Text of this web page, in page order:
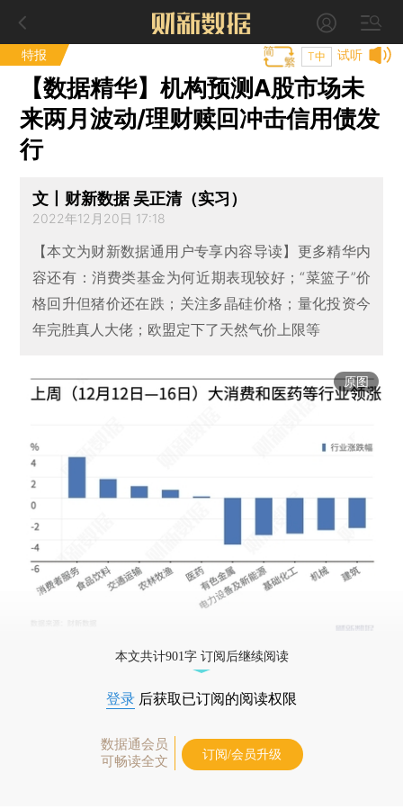
特报 试听
T中
【数据精华】机构预测A股市场未
来两月波动/理财赎回冲击信用债发
行
文丨财新数据 吴正清（实习）
2022年12月20日 17:18
【本文为财新数据通用户专享内容导读】更多精华内
容还有：消费类基金为何近期表现较好；“菜篮子”价
格回升但猪价还在跌；关注多晶硅价格；量化投资今
年完胜真人大佬；欧盟定下了天然气价上限等
原图
本文共计901字 订阅后继续阅读
登录 后获取已订阅的阅读权限
数据通会员
可畅读全文
订阅/会员升级